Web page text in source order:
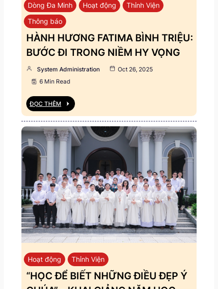
Dòng Đa Minh Hoạt động
Thỉnh Viện
Thông báo
HÀNH HƯƠNG FATIMA BÌNH TRIỆU:
BƯỚC ĐI TRONG NIỀM HY VỌNG
System Administration
Oct 26, 2025
6 Min Read
ĐỌC THÊM
Hoạt động Thỉnh Viện
“HỌC ĐỂ BIẾT NHỮNG ĐIỀU ĐẸP Ý